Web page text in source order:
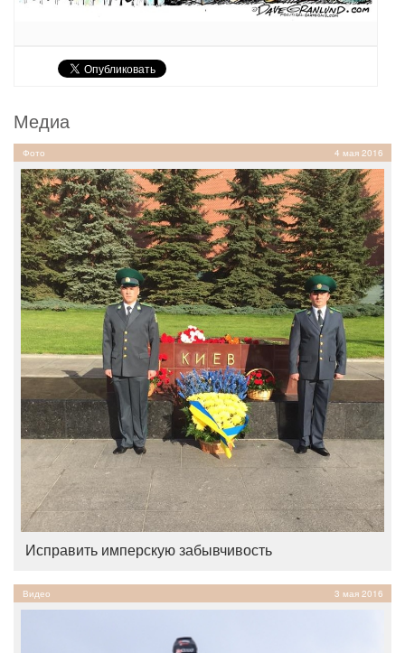
Медиа
Фото 4 мая 2016
Исправить имперскую забывчивость
Видео 3 мая 2016